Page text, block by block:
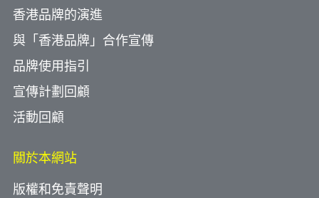
香港品牌的演進
與「香港品牌」合作宣傳
品牌使用指引
宣傳計劃回顧
活動回顧
關於本網站
版權和免責聲明